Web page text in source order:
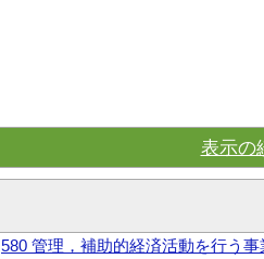
表示の
580 管理，補助的経済活動を行う